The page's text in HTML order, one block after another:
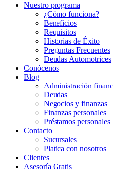
Nuestro programa
¿Cómo funciona?
Beneficios
Requisitos
Historias de Éxito
Preguntas Frecuentes
Deudas Automotrices
Conócenos
Blog
Administración
Deudas
Negocios y finanzas
Finanzas personales
Préstamos personales
Contacto
Sucursales
Platica con nosotros
Clientes
Asesoría Gratis